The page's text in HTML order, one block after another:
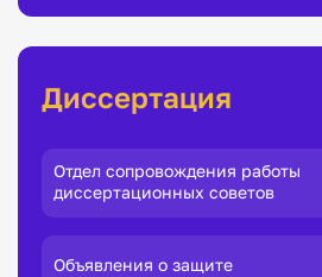
Диссертация
Отдел сопровождения работы
диссертационных советов
Объявления о защите